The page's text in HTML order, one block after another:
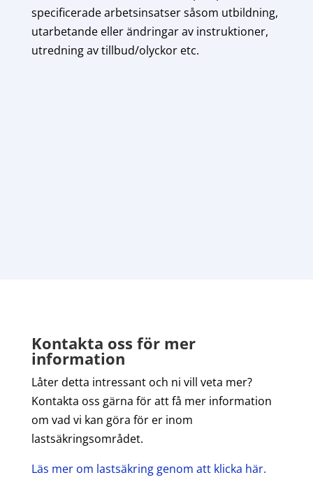
specificerade arbetsinsatser såsom utbildning,
utarbetande eller ändringar av instruktioner,
utredning av tillbud/olyckor etc.
Kontakta oss för mer
information
Låter detta intressant och ni vill veta mer?
Kontakta oss gärna för att få mer information
om vad vi kan göra för er inom
lastsäkringsområdet.
Läs mer om lastsäkring genom att klicka här.